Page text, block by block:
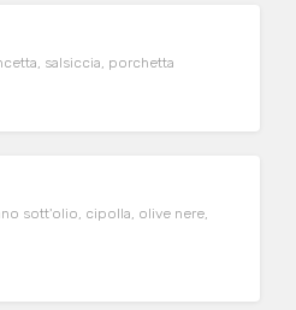
salsiccia, porchetta
sott'olio, cipolla, olive nere,